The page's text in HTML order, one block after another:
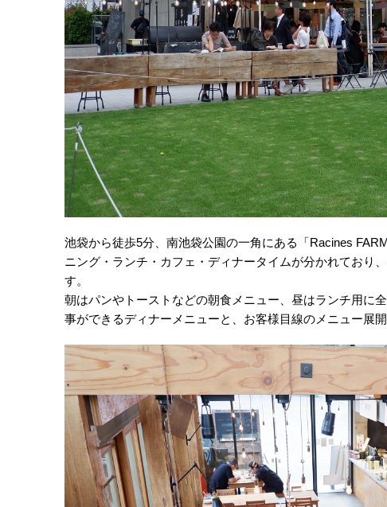
池袋から徒歩5分、南池袋公園の一角にある「Racines
ニング・ランチ・カフェ・ディナータイムが分かれており
す。
朝はパンやトーストなどの朝食メニュー、昼はランチ用に
事ができるディナーメニューと、お客様目線のメニュー展